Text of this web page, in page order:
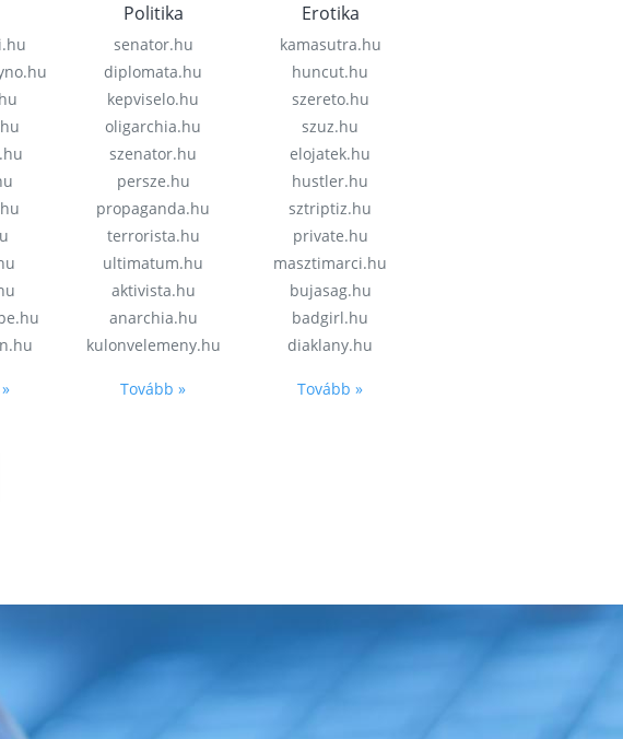
Politika
senator.hu
diplomata.hu
kepviselo.hu
oligarchia.hu
szenator.hu
persze.hu
propaganda.hu
terrorista.hu
ultimatum.hu
aktivista.hu
anarchia.hu
kulonvelemeny.hu
Tovább »
Erotika
kamasutra.hu
huncut.hu
szereto.hu
szuz.hu
elojatek.hu
hustler.hu
sztriptiz.hu
private.hu
masztimarci.hu
bujasag.hu
badgirl.hu
diaklany.hu
Tovább »